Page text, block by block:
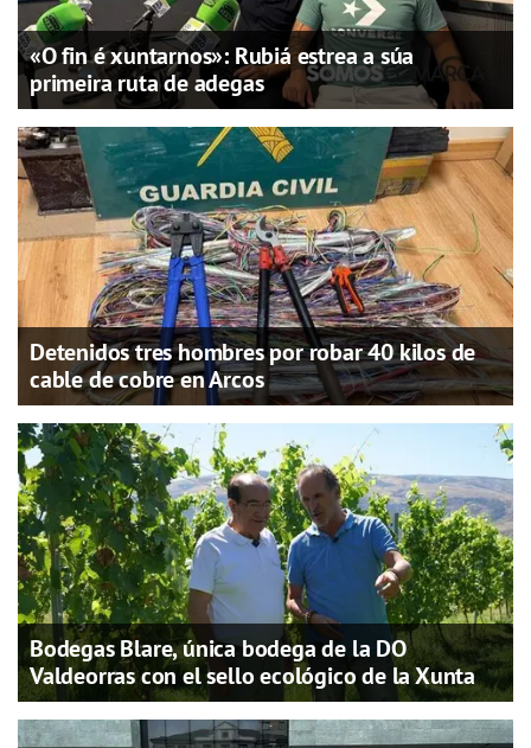
«O fin é xuntarnos»: Rubiá estrea a súa
primeira ruta de adegas
Detenidos tres hombres por robar 40 kilos de
cable de cobre en Arcos
Bodegas Blare, única bodega de la DO
Valdeorras con el sello ecológico de la Xunta